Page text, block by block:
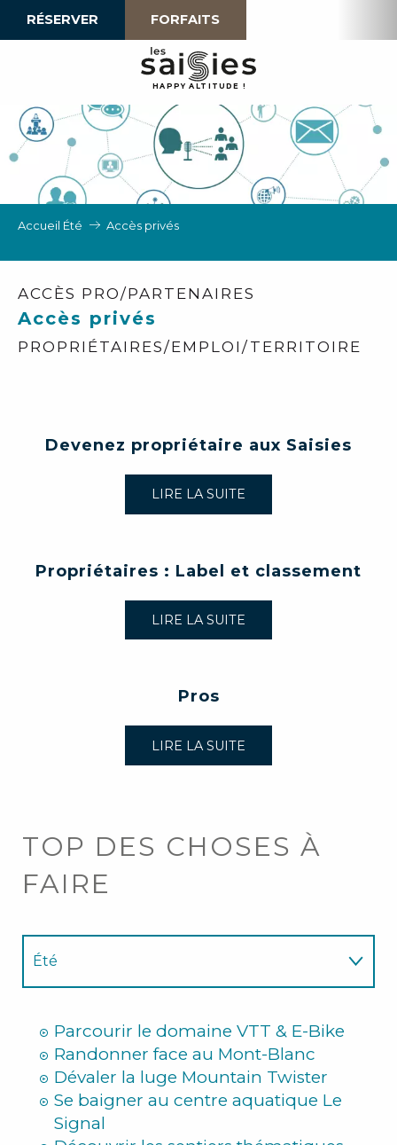
RÉSERVER FORFAITS
HAPPY ALTI TU D E !
Accueil Été Accès privés
ACCÈS PRO/PARTENAIRES
Accès privés
PROPRIÉTAIRES/EMPLOI/TERRITOIRE
Devenez propriétaire aux Saisies
LIRE LA SUITE
Propriétaires : Label et classement
LIRE LA SUITE
Pros
LIRE LA SUITE
TOP DES CHOSES À
FAIRE
Été
Parcourir le domaine VTT & E-Bike
Randonner face au Mont-Blanc
Dévaler la luge Mountain Twister
Se baigner au centre aquatique Le
Signal